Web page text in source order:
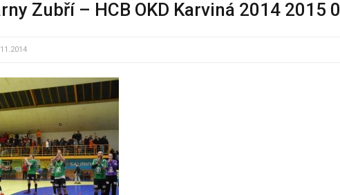
Zubří – HCB OKD Karviná 2014 2015